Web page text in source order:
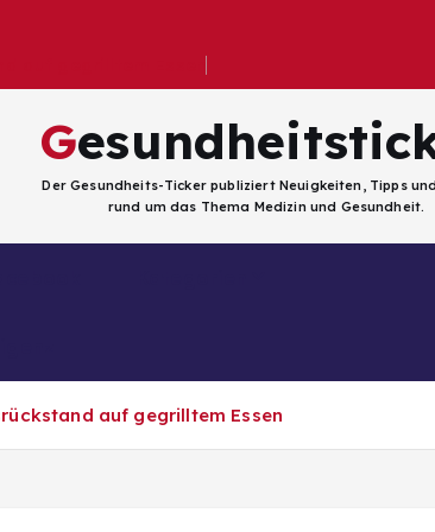
Der Gesundheits-Ticker publiziert Neuigkeiten, Tipps
rund um das Thema Medizin und Gesundheit.
auf gegrilltem Essen